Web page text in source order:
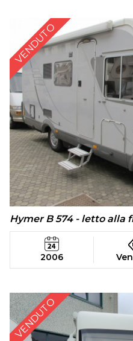
VENDUTO
Hymer B 574 - letto alla
2006
VENDUTO